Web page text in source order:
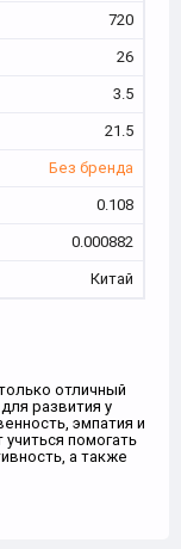
720
26
3.5
21.5
Без бренда
0.108
0.000882
Китай
отличный
развития у
эмпатия и
помогать
а также